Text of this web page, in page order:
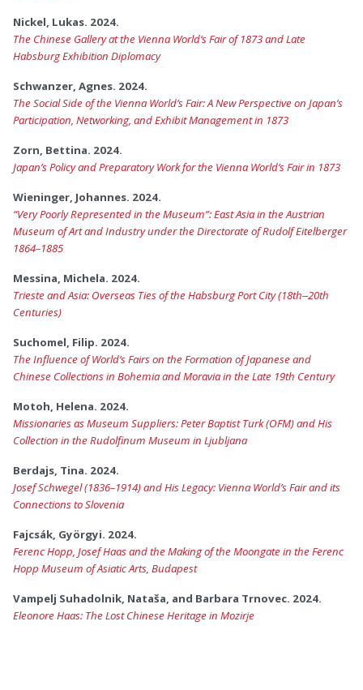
Nickel, Lukas. 2024.
The Chinese Gallery at the Vienna World’s Fair of 1873 and Late
Habsburg Exhibition Diplomacy
Schwanzer, Agnes. 2024.
The Social Side of the Vienna World’s Fair: A New Perspective on Japan’s
Participation, Networking, and Exhibit Management in 1873
Zorn, Bettina. 2024.
Japan’s Policy and Preparatory Work for the Vienna World’s Fair in 1873
Wieninger, Johannes. 2024.
“Very Poorly Represented in the Museum”: East Asia in the Austrian
Museum of Art and Industry under the Directorate of Rudolf Eitelberger
1864–1885
Messina, Michela. 2024.
Trieste and Asia: Overseas Ties of the Habsburg Port City (18th‒20th
Centuries)
Suchomel, Filip. 2024.
The Influence of World’s Fairs on the Formation of Japanese and
Chinese Collections in Bohemia and Moravia in the Late 19th Century
Motoh, Helena. 2024.
Missionaries as Museum Suppliers: Peter Baptist Turk (OFM) and His
Collection in the Rudolfinum Museum in Ljubljana
Berdajs, Tina. 2024.
Josef Schwegel (1836–1914) and His Legacy: Vienna World’s Fair and its
Connections to Slovenia
Fajcsák, Györgyi. 2024.
Ferenc Hopp, Josef Haas and the Making of the Moongate in the Ferenc
Hopp Museum of Asiatic Arts, Budapest
Vampelj Suhadolnik, Nataša, and Barbara Trnovec. 2024.
Eleonore Haas: The Lost Chinese Heritage in Mozirje